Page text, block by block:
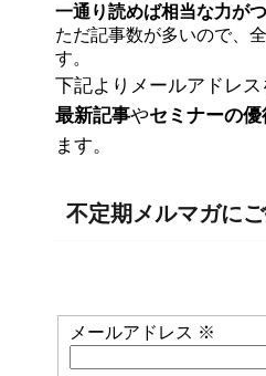
一通り読めば相当な力がつ
ただ記事数が多いので、
す。
下記よりメールアドレス
最新記事やセミナーの優
ます。
不定期メルマガに
メールアドレス ※